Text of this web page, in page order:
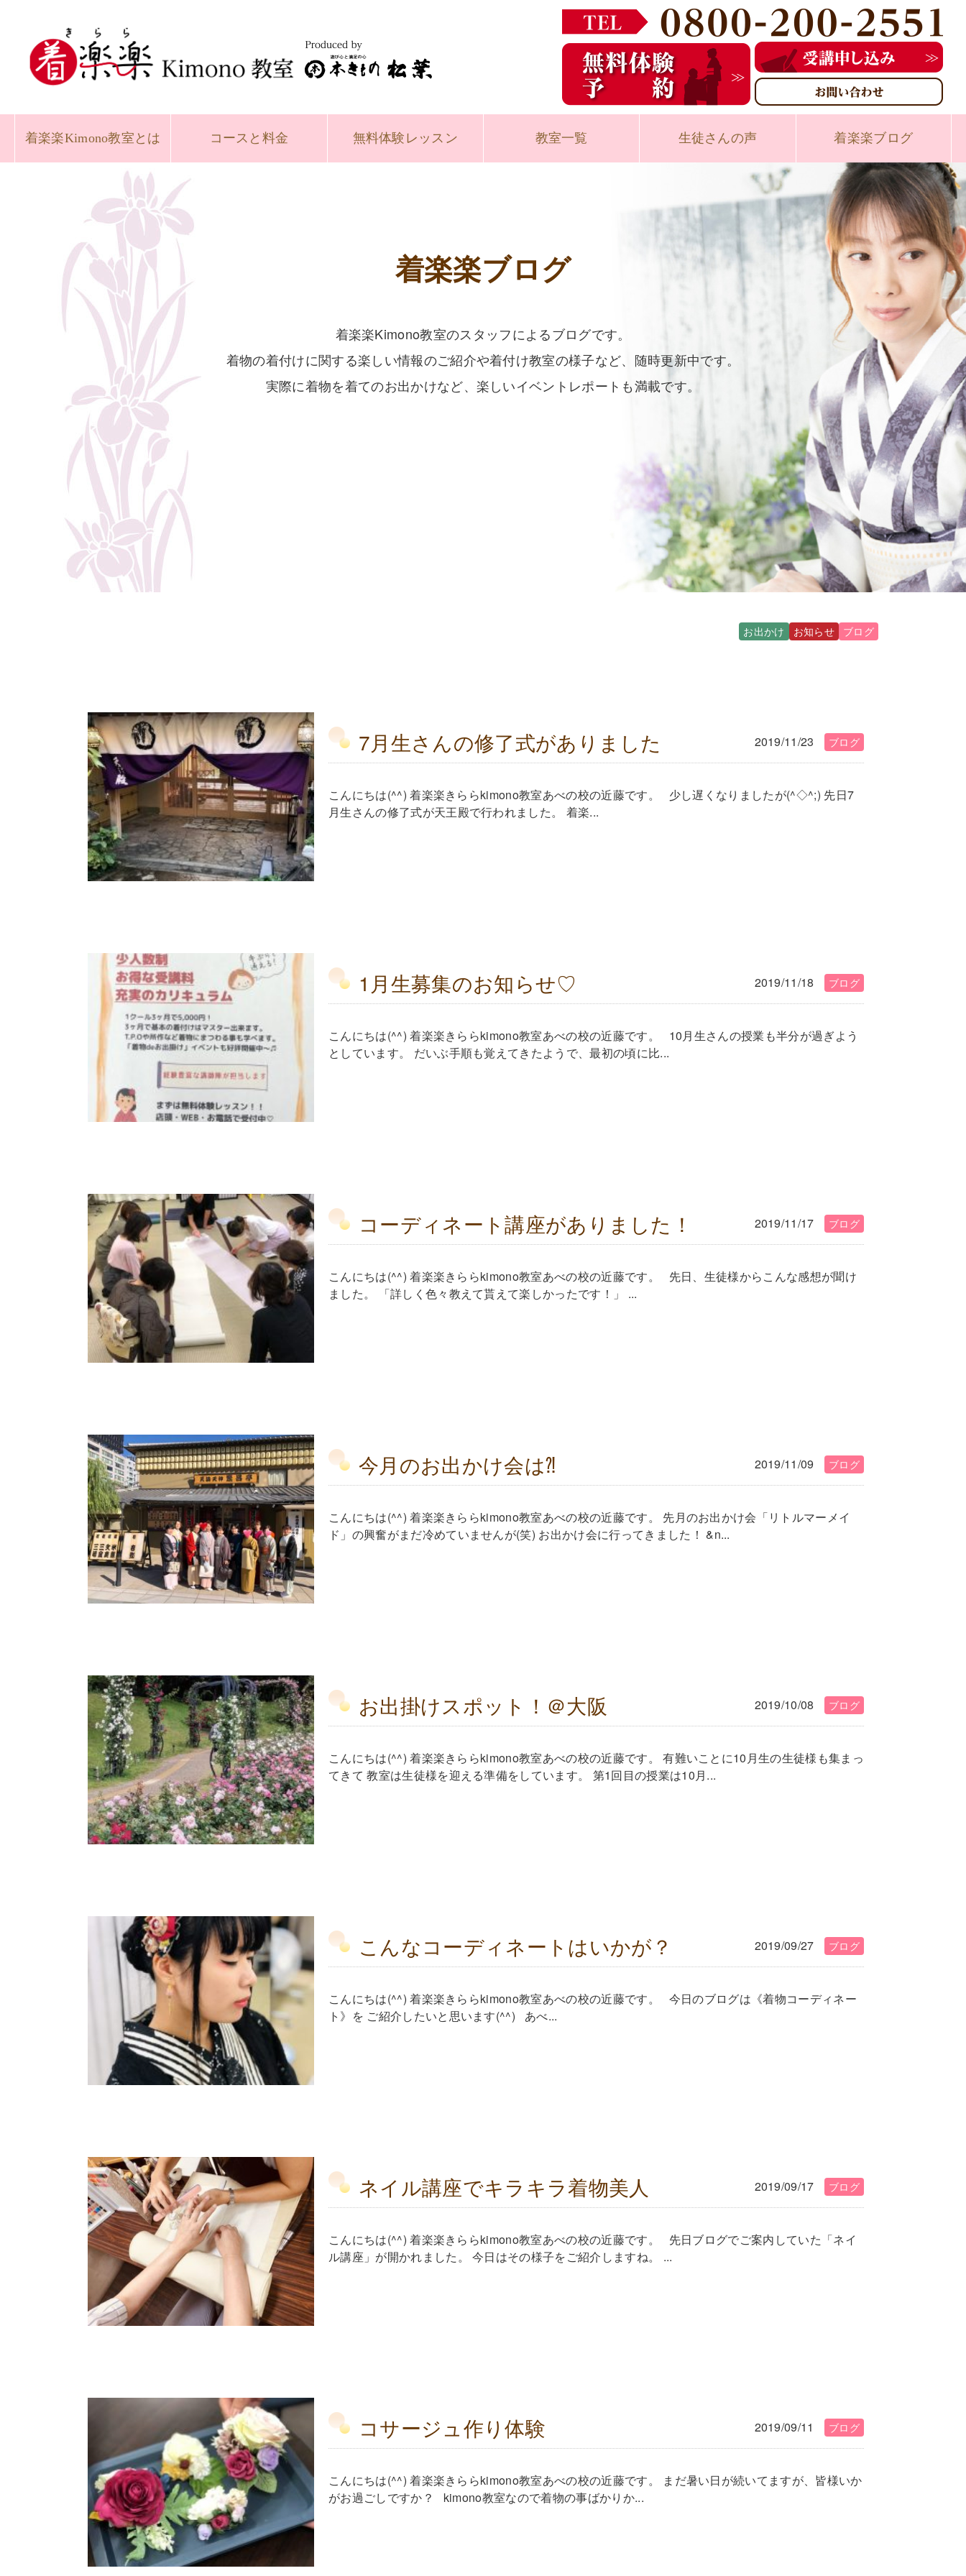
着楽楽Kimono教室とは コースと 料金 無料体験 レッスン 教室一覧 生徒さんの声 着楽楽ブログ
着楽楽ブログ
着楽楽Kimono教室のスタッフによるブログです。
着物の着付けに関する楽しい情報のご紹介や着付け教室の様子など、随時更新中です。
実際に着物を着てのお出かけなど、楽しいイベントレポートも満載です。
お出かけ お知らせ ブログ
7月生さんの修了式がありました 2019/11/23 ブログ
こんにちは(^^) 着楽楽きららkimono教室あべの校の近藤です。 少し遅くなりましたが(^◇^;) 先日7
月生さんの修了式が天王殿で行われました。 着楽...
1月生募集のお知らせ♡ 2019/11/18 ブログ
こんにちは(^^) 着楽楽きららkimono教室あべの校の近藤です。 10月生さんの授業も半分が過ぎよう
としています。 だいぶ手順も覚えてきたようで、最初の頃に比...
コーディネート講座がありました！ 2019/11/17 ブログ
こんにちは(^^) 着楽楽きららkimono教室あべの校の近藤です。 先日、生徒様からこんな感想が聞け
ました。 「詳しく色々教えて貰えて楽しかったです！」 ...
今月のお出かけ会は⁈ 2019/11/09 ブログ
こんにちは(^^) 着楽楽きららkimono教室あべの校の近藤です。 先月のお出かけ会「リトルマーメイ
ド」の興奮がまだ冷めていませんが(笑) お出かけ会に行ってきました！ &n...
お出掛けスポット！＠大阪 2019/10/08 ブログ
こんにちは(^^) 着楽楽きららkimono教室あべの校の近藤です。 有難いことに10月生の生徒様も集まっ
てきて 教室は生徒様を迎える準備をしています。 第1回目の授業は10月...
こんなコーディネートはいかが？ 2019/09/27 ブログ
こんにちは(^^) 着楽楽きららkimono教室あべの校の近藤です。 今日のブログは《着物コーディネー
ト》を ご紹介したいと思います(^^) あべ...
ネイル講座でキラキラ着物美人 2019/09/17 ブログ
こんにちは(^^) 着楽楽きららkimono教室あべの校の近藤です。 先日ブログでご案内していた「ネイ
ル講座」が開かれました。 今日はその様子をご紹介しますね。 ...
コサージュ作り体験 2019/09/11 ブログ
こんにちは(^^) 着楽楽きららkimono教室あべの校の近藤です。 まだ暑い日が続いてますが、皆様いか
がお過ごしですか？ kimono教室なので着物の事ばかりか...